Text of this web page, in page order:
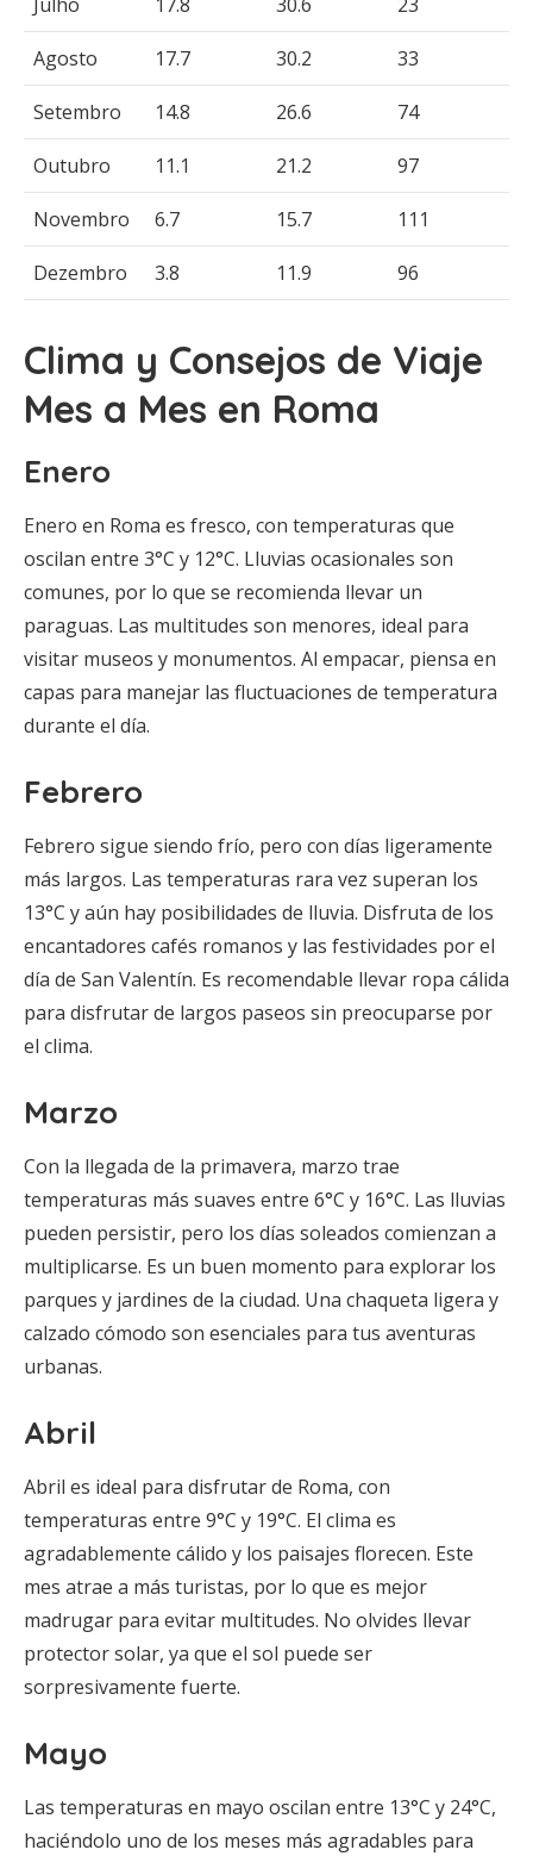
Agosto 17.7 30.2 33
Setembro 14.8 26.6 74
Outubro 11.1 21.2 97
Novembro 6.7 15.7 111
Dezembro 3.8 11.9 96
Clima y Consejos de Viaje
Mes a Mes en Roma
Enero
Enero en Roma es fresco, con temperaturas que
oscilan entre 3°C y 12°C. Lluvias ocasionales son
comunes, por lo que se recomienda llevar un
paraguas. Las multitudes son menores, ideal para
visitar museos y monumentos. Al empacar, piensa en
capas para manejar las fluctuaciones de temperatura
durante el día.
Febrero
Febrero sigue siendo frío, pero con días ligeramente
más largos. Las temperaturas rara vez superan los
13°C y aún hay posibilidades de lluvia. Disfruta de los
encantadores cafés romanos y las festividades por el
día de San Valentín. Es recomendable llevar ropa cálida
para disfrutar de largos paseos sin preocuparse por
el clima.
Marzo
Con la llegada de la primavera, marzo trae
temperaturas más suaves entre 6°C y 16°C. Las lluvias
pueden persistir, pero los días soleados comienzan a
multiplicarse. Es un buen momento para explorar los
parques y jardines de la ciudad. Una chaqueta ligera y
calzado cómodo son esenciales para tus aventuras
urbanas.
Abril
Abril es ideal para disfrutar de Roma, con
temperaturas entre 9°C y 19°C. El clima es
agradablemente cálido y los paisajes florecen. Este
mes atrae a más turistas, por lo que es mejor
madrugar para evitar multitudes. No olvides llevar
protector solar, ya que el sol puede ser
sorpresivamente fuerte.
Mayo
Las temperaturas en mayo oscilan entre 13°C y 24°C,
haciéndolo uno de los meses más agradables para